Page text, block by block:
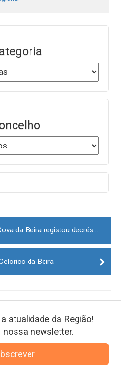
Banco alimentar da Cova da Beira registou decréscimo de 15%
da Beira
atualidade da Região!
nossa newsletter.